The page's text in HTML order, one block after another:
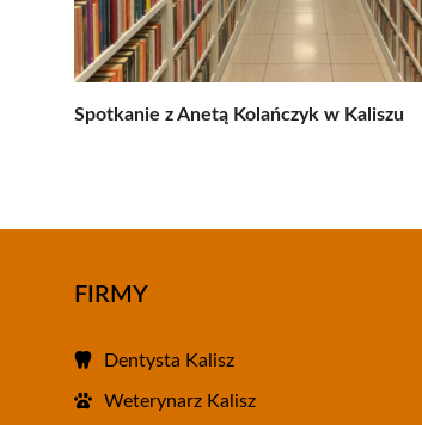
Spotkanie z Anetą Kolańczyk w Kaliszu
FIRMY
Dentysta Kalisz
Weterynarz Kalisz